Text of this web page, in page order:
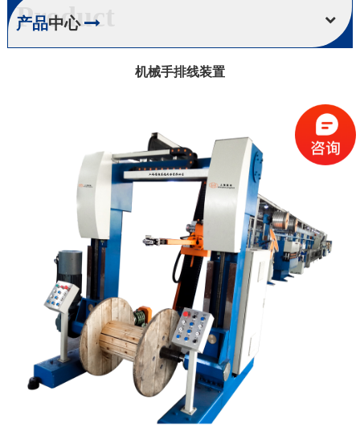
Product
产品中心
机械手排线装置